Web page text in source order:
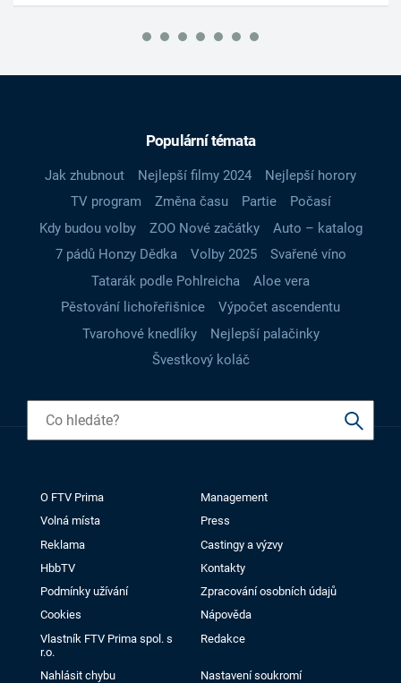
Populární témata
Jak zhubnout Nejlepší filmy 2024
Nejlepší horory
TV program
Změna času Partie
Počasí
Kdy budou volby
ZOO Nové začátky
Auto – katalog
7 pádů Honzy Dědka
Volby 2025
Svařené víno
Tatarák podle Pohlreicha
Aloe vera
Pěstování lichořeřišnice
Výpočet ascendentu
Tvarohové knedlíky
Nejlepší palačinky
Švestkový koláč
O FTV Prima
Management
Volná místa
Press
Reklama
Castingy a výzvy
HbbTV
Kontakty
Podmínky užívání
Zpracování osobních údajů
Cookies
Nápověda
Vlastník FTV Prima spol. s
r.o.
Redakce
Nahlásit chybu Nastavení soukromí